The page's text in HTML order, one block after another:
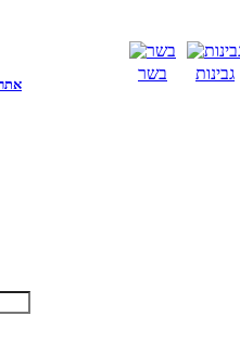
אתר
בשר גבינות